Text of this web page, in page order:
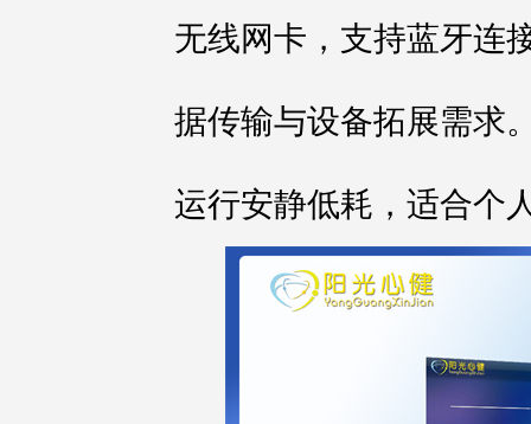
无线网卡，支持蓝牙连
据传输与设备拓展需求
运行安静低耗，适合个